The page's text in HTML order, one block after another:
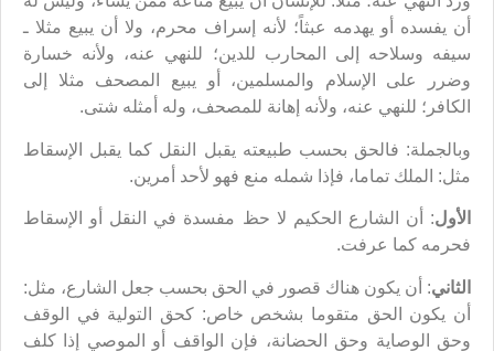
أن يفسده أو يهدمه عبثاً؛ لأنه إسراف محرم، ولا أن يبيع مثلا ـ
سيفه وسلاحه إلى المحارب للدين؛ للنهي عنه، ولأنه خسارة
وضرر على الإسلام والمسلمين، أو يبيع المصحف مثلا إلى
الكافر؛ للنهي عنه، ولأنه إهانة للمصحف، وله أمثله شتى.
وبالجملة: فالحق بحسب طبيعته يقبل النقل كما يقبل الإسقاط
مثل: الملك تماما، فإذا شمله منع فهو لأحد أمرين.
الأول: أن الشارع الحكيم لا حظ مفسدة في النقل أو الإسقاط
فحرمه كما عرفت.
الثاني: أن يكون هناك قصور في الحق بحسب جعل الشارع، مثل:
أن يكون الحق متقوما بشخص خاص: كحق التولية في الوقف
وحق الوصاية وحق الحضانة، فإن الواقف أو الموصي إذا كلف